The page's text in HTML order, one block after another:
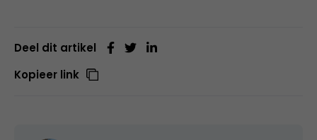
Deel dit artikel
Kopieer link